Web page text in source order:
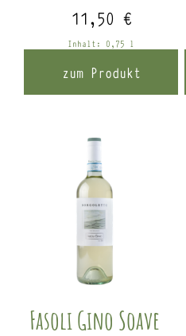
11,50 €
Inhalt: 0,75 l
zum Produkt
Fasoli Gino Soave